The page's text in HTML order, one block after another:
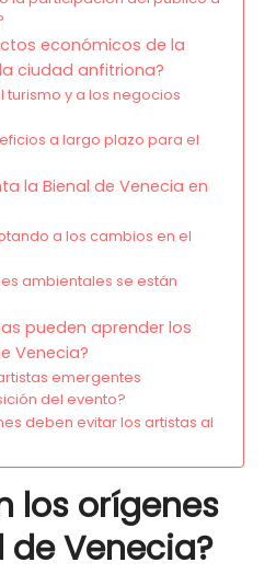
económicos de la
ciudad anfitriona?
turismo y a los negocios
a largo plazo para el
la Bienal de Venecia en
a los cambios en el
ambientales se están
pueden aprender los
Venecia?
emergentes
del evento?
deben evitar los artistas al
los orígenes
de Venecia?